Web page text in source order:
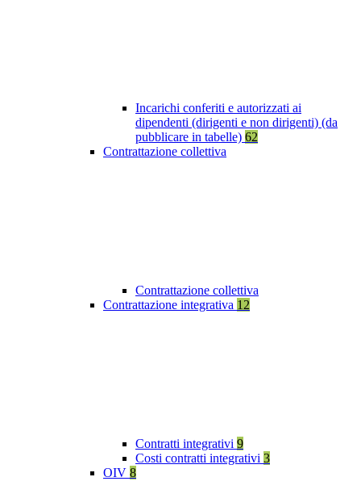
Incarichi conferiti e autorizzati ai
dipendenti (dirigenti e non dirigenti) (da
pubblicare in tabelle) 62
Contrattazione collettiva
Contrattazione collettiva
Contrattazione integrativa 12
Contratti integrativi 9
Costi contratti integrativi 3
OIV 8